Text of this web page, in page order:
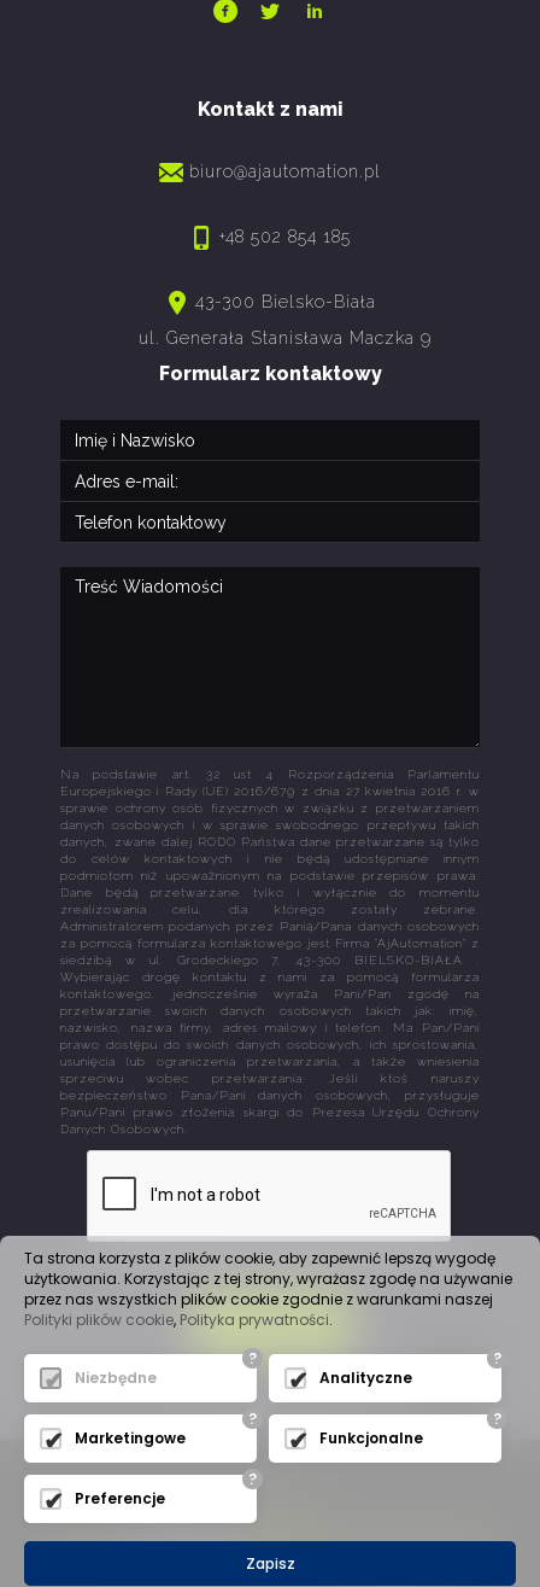
Kontakt z nami
biuro@ajautomation.pl
+48 502 854 185
43-300 Bielsko-Biała
ul. Generała Stanisława Maczka 9
Formularz kontaktowy
Na podstawie art. 32 ust 4 Rozporządzenia Parlamentu
Europejskiego i Rady (UE) 2016/679 z dnia 27 kwietnia 2016 r. w
sprawie ochrony osób fizycznych w związku z przetwarzaniem
danych osobowych i w sprawie swobodnego przepływu takich
danych, zwane dalej RODO Państwa dane przetwarzane są tylko
do celów kontaktowych i nie będą udostępniane innym
podmiotom niż upoważnionym na podstawie przepisów prawa.
Dane będą przetwarzane tylko i wyłącznie do momentu
zrealizowania celu, dla którego zostały zebrane.
Administratorem podanych przez Panią/Pana danych osobowych
za pomocą formularza kontaktowego jest Firma "AjAutomation" z
siedzibą w ul. Grodeckiego 7, 43-300 BIELSKO-BIAŁA .
Wybierając drogę kontaktu z nami za pomocą formularza
kontaktowego, jednocześnie wyraża Pani/Pan zgodę na
przetwarzanie swoich danych osobowych takich jak: imię,
nazwisko, nazwa firmy, adres mailowy i telefon. Ma Pan/Pani
prawo dostępu do swoich danych osobowych, ich sprostowania,
usunięcia lub ograniczenia przetwarzania, a także wniesienia
sprzeciwu wobec przetwarzania. Jeśli ktoś naruszy
bezpieczeństwo Pana/Pani danych osobowych, przysługuje
Panu/Pani prawo złożenia skargi do Prezesa Urzędu Ochrony
Danych Osobowych.
WYŚLIJ
(C) 2019AJAutomation- Wszelkie Prawa Zastrzeżone
Ta strona korzysta z plików cookie, aby zapewnić lepszą wygodę
użytkowania. Korzystając z tej strony, wyrażasz zgodę na używanie
przez nas wszystkich plików cookie zgodnie z warunkami naszej
Polityki plików cookie, Polityka prywatności.
?
Niezbędne
?
Analityczne
?
Marketingowe
?
Funkcjonalne
?
Preferencje
Zapisz